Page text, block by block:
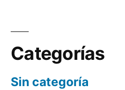
Categorías
Sin categoría